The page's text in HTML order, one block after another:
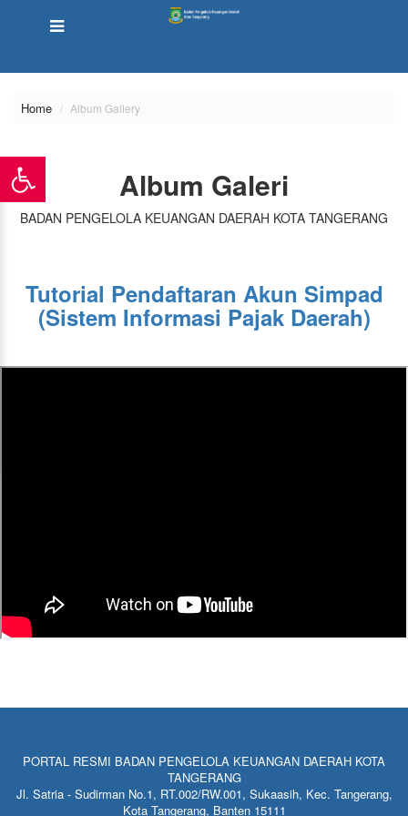
Home Album Gallery
Album Galeri
BADAN PENGELOLA KEUANGAN DAERAH KOTA TANGERANG
Tutorial Pendaftaran Akun Simpad
(Sistem Informasi Pajak Daerah)
PORTAL RESMI BADAN PENGELOLA KEUANGAN DAERAH KOTA
TANGERANG
Jl. Satria - Sudirman No.1, RT.002/RW.001, Sukaasih, Kec. Tangerang,
Kota Tangerang, Banten 15111